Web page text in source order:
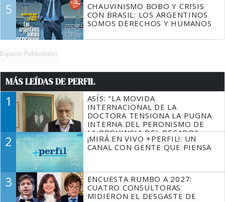
5
CHAUVINISMO BOBO Y CRISIS
CON BRASIL: LOS ARGENTINOS
SOMOS DERECHOS Y HUMANOS
Espacio Publicitario
MÁS LEÍDAS DE PERFIL
1
ASÍS: "LA MOVIDA
INTERNACIONAL DE LA
DOCTORA TENSIONA LA PUGNA
INTERNA DEL PERONISMO DE
LA PROVINCIA DEL PECADO"
2
¡MIRÁ EN VIVO +PERFIL!: UN
CANAL CON GENTE QUE PIENSA
3
ENCUESTA RUMBO A 2027:
CUATRO CONSULTORAS
MIDIERON EL DESGASTE DE